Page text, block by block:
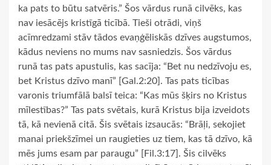
ka pats to būtu satvēris.” Šos vārdus runā cilvēks, kas
nav iesācējs kristīgā ticībā. Tieši otrādi, viņš
acīmredzami stāv tādos evaņģēliskās dzīves augstumos,
kādus neviens no mums nav sasniedzis. Šos vārdus
runā tas pats apustulis, kas sacīja: “Bet nu nedzīvoju es,
bet Kristus dzīvo manī” [Gal.2:20]. Tas pats ticības
varonis triumfālā balsī teica: “Kas mūs šķirs no Kristus
mīlestības?” Tas pats svētais, kurā Kristus bija izveidots
tā, kā nevienā citā. Šis svētais izsaucās: “Brāļi, sekojiet
manai priekšzīmei un raugieties uz tiem, kas tā dzīvo, kā
mēs jums esam par paraugu” [Fil.3:17]. Šis cilvēks